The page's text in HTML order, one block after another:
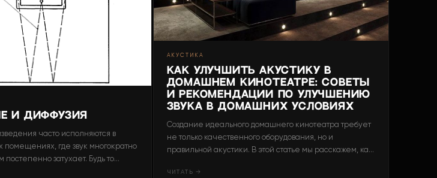
и диффузия
часто исполняются в
где звук многократно
постепенно затухает. Будь то
АКУСТИКА
Как улучшить акустику в
домашнем кинотеатре: Советы
и рекомендации по улучшению
звука в домашних условиях
Создание идеального домашнего кинотеатра требует
не только качественного оборудования, но и
правильной акустики. В этой статье мы расскажем, как
наслаждаться звуком на профессиональном уровне.
ЧИТАТЬ →